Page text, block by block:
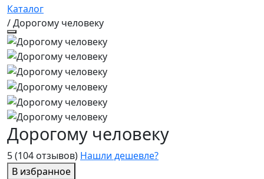
Каталог
/ Дорогому человеку
5(104 отзывов) Нашли дешевле?
В избранное
Дорогому человеку